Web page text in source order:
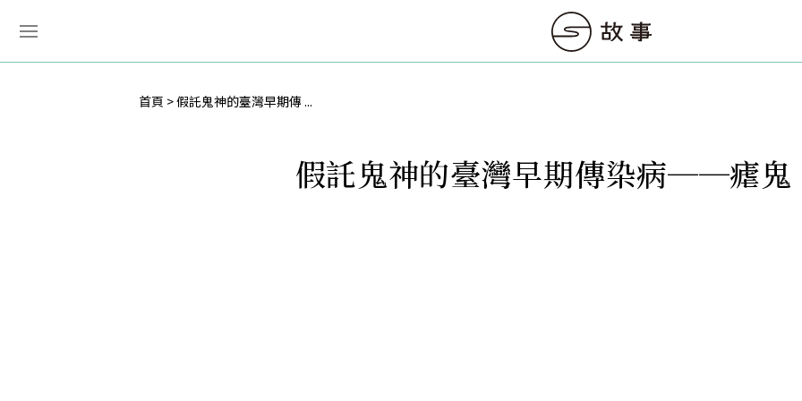
首頁 假託鬼神的臺灣早期傳 ...
假託鬼神的臺灣早期傳染病──瘧鬼